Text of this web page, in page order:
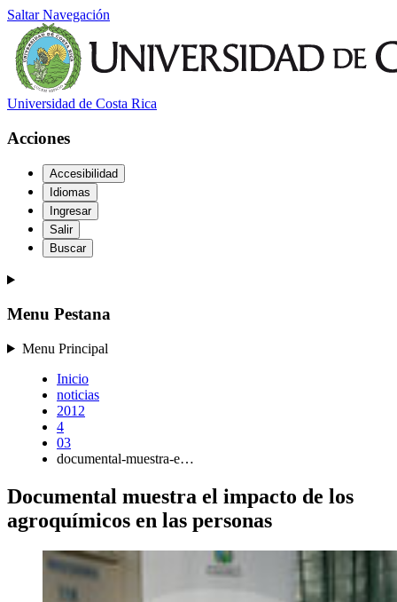
Saltar Navegación
Universidad de Costa Rica
Acciones
Accesibilidad
Idiomas
Ingresar
Salir
Buscar
Menu Pestana
Menu Principal
Inicio
noticias
2012
4
03
documental-muestra-e…
Documental muestra el impacto de los
agroquímicos en las personas